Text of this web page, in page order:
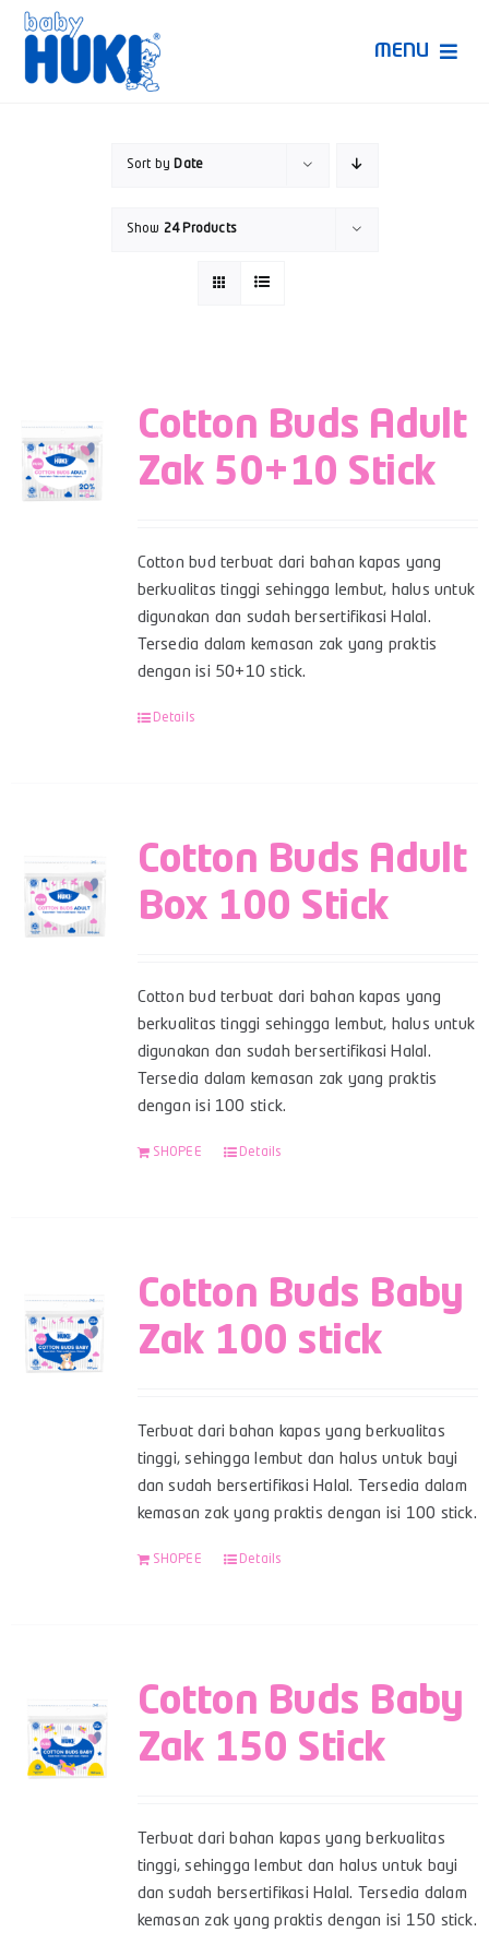
Skip
content
MENU
Sort by Date
Show 24 Products
Cotton Buds Adult
Zak 50+10 Stick
Cotton bud terbuat dari bahan kapas yang
berkualitas tinggi sehingga lembut, halus untuk
digunakan dan sudah bersertifikasi Halal.
Tersedia dalam kemasan zak yang praktis
dengan isi 50+10 stick.
Details
Cotton Buds Adult
Box 100 Stick
Cotton bud terbuat dari bahan kapas yang
berkualitas tinggi sehingga lembut, halus untuk
digunakan dan sudah bersertifikasi Halal.
Tersedia dalam kemasan zak yang praktis
dengan isi 100 stick.
SHOPEE Details
Cotton Buds Baby
Zak 100 stick
Terbuat dari bahan kapas yang berkualitas
tinggi, sehingga lembut dan halus untuk bayi
dan sudah bersertifikasi Halal. Tersedia dalam
kemasan zak yang praktis dengan isi 100 stick.
SHOPEE Details
Cotton Buds Baby
Zak 150 Stick
Terbuat dari bahan kapas yang berkualitas
tinggi, sehingga lembut dan halus untuk bayi
dan sudah bersertifikasi Halal. Tersedia dalam
kemasan zak yang praktis dengan isi 150 stick.